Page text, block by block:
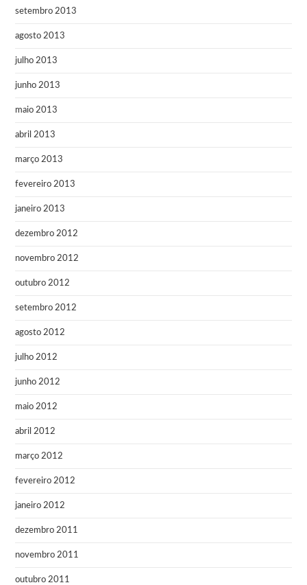
setembro 2013
agosto 2013
julho 2013
junho 2013
maio 2013
abril 2013
março 2013
fevereiro 2013
janeiro 2013
dezembro 2012
novembro 2012
outubro 2012
setembro 2012
agosto 2012
julho 2012
junho 2012
maio 2012
abril 2012
março 2012
fevereiro 2012
janeiro 2012
dezembro 2011
novembro 2011
outubro 2011